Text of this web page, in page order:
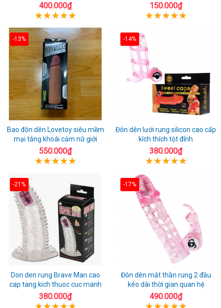
400.000₫ 150.000₫
-13%
Bao đôn dên Lovetoy siêu mềm
mại tăng khoái cảm nữ giới
550.000₫
-14%
Đôn dên lưới rung silicon cao cấp
kích thích tột đỉnh
380.000₫
-21%
Don den rung Brave Man cao
cap tang kich thuoc cuc manh
380.000₫
-17%
Đôn dên mắt thần rung 2 đầu
kéo dài thời gian quan hệ
490.000₫